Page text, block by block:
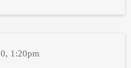
1:20pm